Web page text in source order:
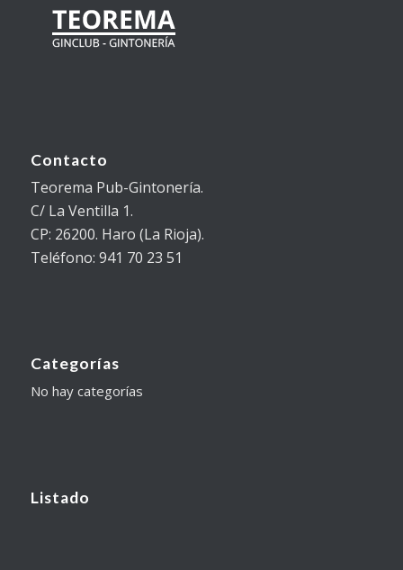
Contacto
Teorema Pub-Gintonería.
C/ La Ventilla 1.
CP: 26200. Haro (La Rioja).
Teléfono: 941 70 23 51
Categorías
No hay categorías
Listado